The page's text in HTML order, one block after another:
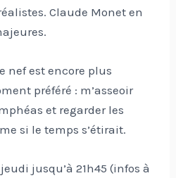
Claude Monet en
nef est encore plus
préféré : m’asseoir
et regarder les
si le temps s’étirait.
jeudi jusqu’à 21h45 (infos à